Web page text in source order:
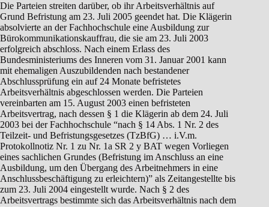
Die Parteien streiten darüber, ob ihr Arbeitsverhältnis auf
Grund Befristung am 23. Juli 2005 geendet hat. Die Klägerin
absolvierte an der Fachhochschule eine Ausbildung zur
Bürokommunikationskauffrau, die sie am 23. Juli 2003
erfolgreich abschloss. Nach einem Erlass des
Bundesministeriums des Inneren vom 31. Januar 2001 kann
mit ehemaligen Auszubildenden nach bestandener
Abschlussprüfung ein auf 24 Monate befristetes
Arbeitsverhältnis abgeschlossen werden. Die Parteien
vereinbarten am 15. August 2003 einen befristeten
Arbeitsvertrag, nach dessen § 1 die Klägerin ab dem 24. Juli
2003 bei der Fachhochschule “nach § 14 Abs. 1 Nr. 2 des
Teilzeit- und Befristungsgesetzes (TzBfG) … i.V.m.
Protokollnotiz Nr. 1 zu Nr. 1a SR 2 y BAT wegen Vorliegen
eines sachlichen Grundes (Befristung im Anschluss an eine
Ausbildung, um den Übergang des Arbeitnehmers in eine
Anschlussbeschäftigung zu erleichtern)” als Zeitangestellte bis
zum 23. Juli 2004 eingestellt wurde. Nach § 2 des
Arbeitsvertrags bestimmte sich das Arbeitsverhältnis nach dem